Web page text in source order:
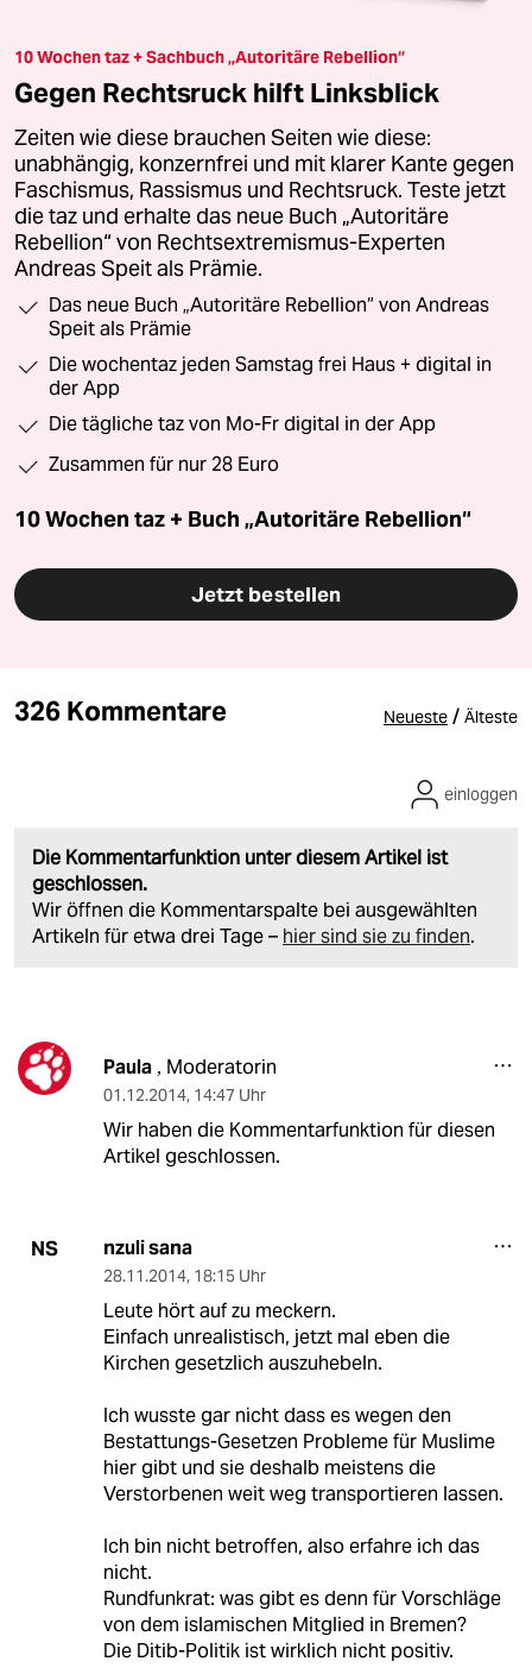
10 Wochen taz + Sachbuch „Autoritäre Rebellion“
Gegen Rechtsruck hilft Linksblick
Zeiten wie diese brauchen Seiten wie diese:
unabhängig, konzernfrei und mit klarer Kante gegen
Faschismus, Rassismus und Rechtsruck. Teste jetzt
die taz und erhalte das neue Buch „Autoritäre
Rebellion“ von Rechtsextremismus-Experten
Andreas Speit als Prämie.
Das neue Buch „Autoritäre Rebellion“ von Andreas
Speit als Prämie
Die wochentaz jeden Samstag frei Haus + digital in
der App
Die tägliche taz von Mo-Fr digital in der App
Zusammen für nur 28 Euro
10 Wochen taz + Buch „Autoritäre Rebellion“
Jetzt bestellen
326 Kommentare Neueste / Älteste
Die Kommentarfunktion unter diesem Artikel ist
geschlossen.
Wir öffnen die Kommentarspalte bei ausgewählten
Artikeln für etwa drei Tage – hier sind sie zu finden.
einloggen
Paula, Moderatorin
01.12.2014, 14:47 Uhr
Wir haben die Kommentarfunktion für diesen
Artikel geschlossen.
NS nzuli sana
28.11.2014, 18:15 Uhr
Leute hört auf zu meckern.
Einfach unrealistisch, jetzt mal eben die
Kirchen gesetzlich auszuhebeln.
Ich wusste gar nicht dass es wegen den
Bestattungs-Gesetzen Probleme für Muslime
hier gibt und sie deshalb meistens die
Verstorbenen weit weg transportieren lassen.
Ich bin nicht betroffen, also erfahre ich das
nicht.
Rundfunkrat: was gibt es denn für Vorschläge
von dem islamischen Mitglied in Bremen?
Die Ditib-Politik ist wirklich nicht positiv.